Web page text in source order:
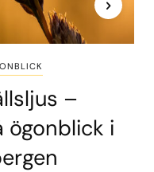
–
ögonblick i